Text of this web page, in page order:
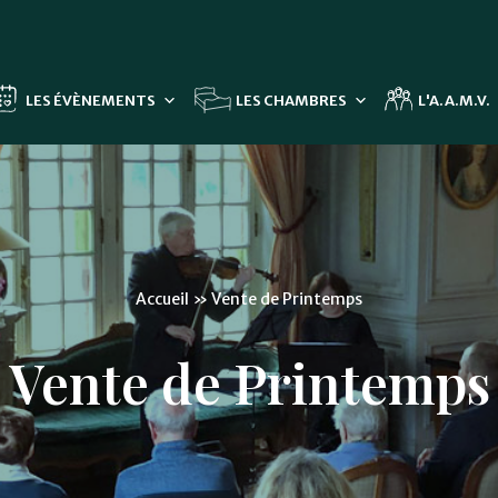
LES ÉVÈNEMENTS LES CHAMBRES L'A.A.M.V.
Accueil » Vente de Printemps
Vente de Printemps